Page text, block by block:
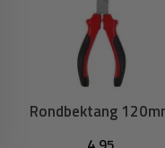
Rondbektang